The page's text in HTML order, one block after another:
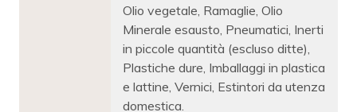
Olio vegetale, Ramaglie, Olio
Minerale esausto, Pneumatici, Inerti
in piccole quantità (escluso ditte),
Plastiche dure, Imballaggi in plastica
e lattine, Vernici, Estintori da utenza
domestica.